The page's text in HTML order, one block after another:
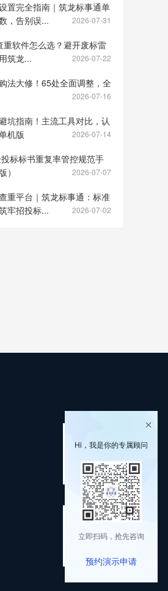
置完全指南｜筑龙标事通单
，告别误...
2026-07-31
重软件怎么选？避开废标雷
筑龙...
2026-07-22
法大修！65处全面调整，全
2026-07-16
坑指南！主流工具对比，认
机版
2026-07-14
标标书重复率管控规范手
）
2026-07-07
重平台｜筑龙标事通：标准
牢招投标...
2026-07-02
添加企微咨询
Hi，我是你的专属顾问
立即扫码，抢先咨询
预约演示申请